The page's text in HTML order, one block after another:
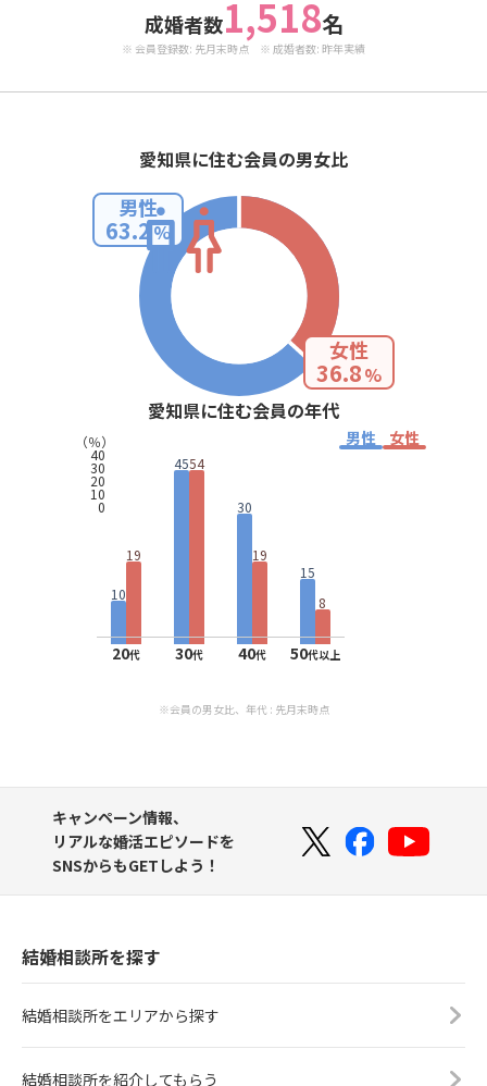
成婚者数1,518名
※ 会員登録数: 先月末時点 ※ 成婚者数: 昨年実績
愛知県に住む会員の男女比
男性
63.2%
女性
36.8%
愛知県に住む会員の年代
男性 女性
（％）
40
30
20
10
0
10
19
20代
4554
30代
30
19
40代
15
8
50代以上
※会員の男女比、年代 : 先月末時点
キャンペーン情報、
リアルな婚活エピソードを
SNSからもGETしよう！
結婚相談所を探す
結婚相談所をエリアから探す
結婚相談所を紹介してもらう